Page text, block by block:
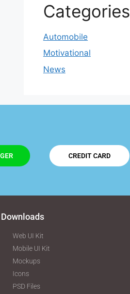
Categories
Automobile
Motivational
News
CREDIT CARD
Downloads
Web UI Kit
Mobile UI Kit
Mockups
Icons
PSD Files